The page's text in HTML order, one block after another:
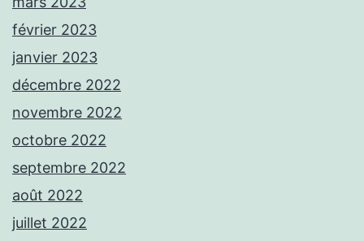
février 2023
janvier 2023
décembre 2022
novembre 2022
octobre 2022
septembre 2022
août 2022
juillet 2022